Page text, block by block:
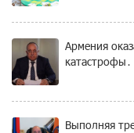
Армения
Выполняя